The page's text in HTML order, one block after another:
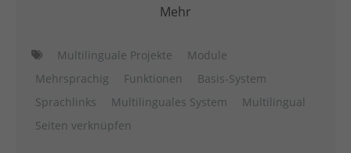
Mehr
Multilinguale Projekte
Module
Mehrsprachig
Funktionen
Basis-System
Sprachlinks
Multilinguales System
Multilingual
Seiten verknüpfen